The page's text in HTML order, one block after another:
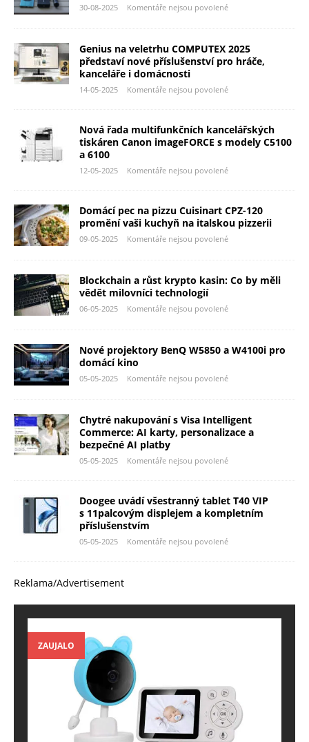
30-08-2025 Komentáře nejsou povolené
Genius na veletrhu COMPUTEX 2025
představí nové příslušenství pro hráče,
kanceláře i domácnosti
14-05-2025 Komentáře nejsou povolené
Nová řada multifunkčních kancelářských
tiskáren Canon imageFORCE s modely C5100
a 6100
12-05-2025 Komentáře nejsou povolené
Domácí pec na pizzu Cuisinart CPZ-120
promění vaši kuchyň na italskou pizzerii
09-05-2025 Komentáře nejsou povolené
Blockchain a růst krypto kasin: Co by měli
vědět milovníci technologií
06-05-2025 Komentáře nejsou povolené
Nové projektory BenQ W5850 a W4100i pro
domácí kino
05-05-2025 Komentáře nejsou povolené
Chytré nakupování s Visa Intelligent
Commerce: AI karty, personalizace a
bezpečné AI platby
05-05-2025 Komentáře nejsou povolené
Doogee uvádí všestranný tablet T40 VIP
s 11palcovým displejem a kompletním
příslušenstvím
05-05-2025 Komentáře nejsou povolené
Reklama/Advertisement
ZAUJALO